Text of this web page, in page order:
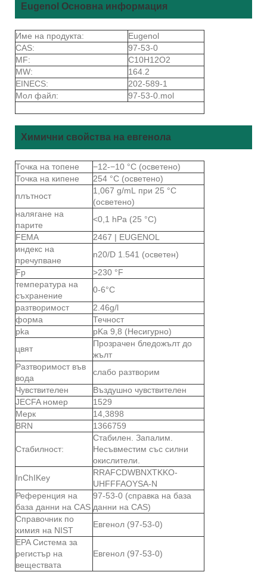
Eugenol Основна информация
Име на продукта:
Eugenol
CAS:
97-53-0
MF:
C10H12O2
MW:
164.2
EINECS:
202-589-1
Мол файл:
97-53-0.mol
Химични свойства на евгенола
Точка на топене
−12-−10 °C (осветено)
Точка на кипене
254 °C (осветено)
плътност
1,067 g/mL при 25 °C
(осветено)
налягане на
парите
<0,1 hPa (25 °C)
FEMA
2467 | EUGENOL
индекс на
пречупване
n20/D 1.541 (осветен)
Fp
>230 °F
температура на
съхранение
0-6°C
разтворимост
2.46g/l
форма
Течност
pka
pKa 9,8 (Несигурно)
цвят
Прозрачен бледожълт до
жълт
Разтворимост във
вода
слабо разтворим
Чувствителен
Въздушно чувствителен
JECFA номер
1529
Мерк
14,3898
BRN
1366759
Стабилност:
Стабилен. Запалим.
Несъвместим със силни
окислители.
InChIKey
RRAFCDWBNXTKKO-
UHFFFAOYSA-N
Референция на
база данни на CAS
97-53-0 (справка на база
данни на CAS)
Справочник по
химия на NIST
Евгенол (97-53-0)
EPA Система за
регистър на
веществата
Евгенол (97-53-0)